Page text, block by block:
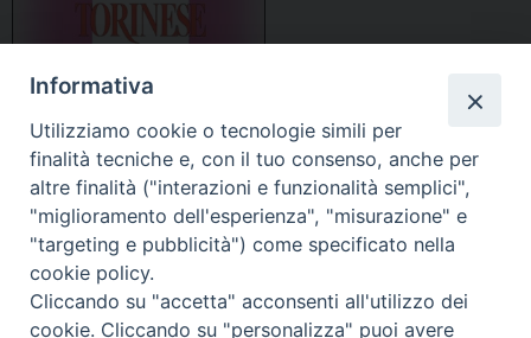
Indice
Informativa
Utilizziamo cookie o tecnologie simili per
finalità tecniche e, con il tuo consenso, anche per
altre finalità ("interazioni e funzionalità semplici",
"miglioramento dell'esperienza", "misurazione" e
"targeting e pubblicità") come specificato nella
cookie policy.
Cliccando su "accetta" acconsenti all'utilizzo dei
cookie. Cliccando su "personalizza" puoi avere